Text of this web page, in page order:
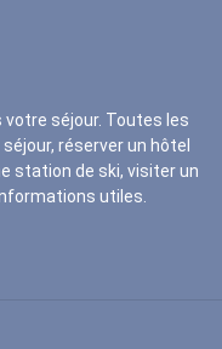
votre séjour. Toutes les
réserver un hôtel
station de ski, visiter un
utiles.